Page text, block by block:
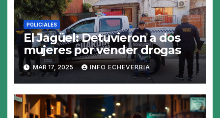
POLICIALES
El Jagüel: Detuvieron a dos
mujeres por vender drogas
MAR 17, 2025 INFO ECHEVERRIA